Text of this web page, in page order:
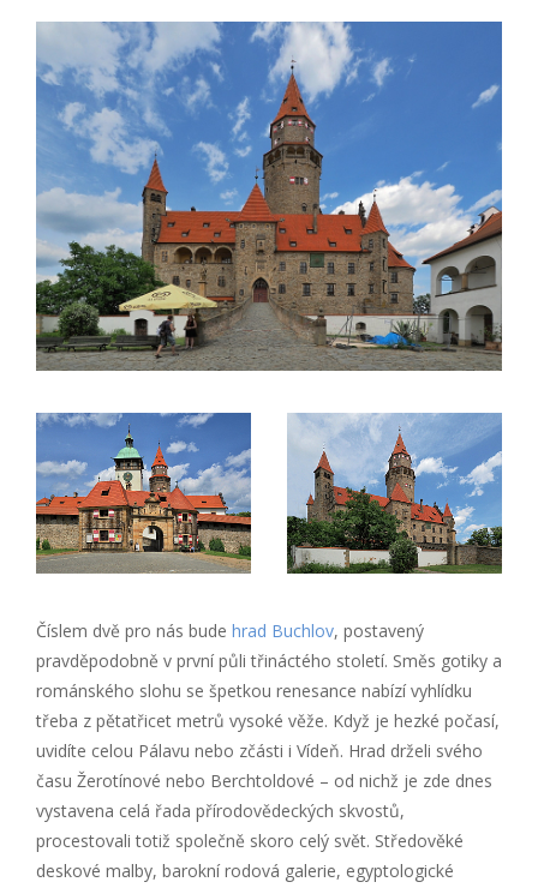
Číslem dvě pro nás bude hrad Buchlov, postavený
pravděpodobně v první půli třináctého století. Směs gotiky a
románského slohu se špetkou renesance nabízí vyhlídku
třeba z pětatřicet metrů vysoké věže. Když je hezké počasí,
uvidíte celou Pálavu nebo zčásti i Vídeň. Hrad drželi svého
času Žerotínové nebo Berchtoldové – od nichž je zde dnes
vystavena celá řada přírodovědeckých skvostů,
procestovali totiž společně skoro celý svět. Středověké
deskové malby, barokní rodová galerie, egyptologické